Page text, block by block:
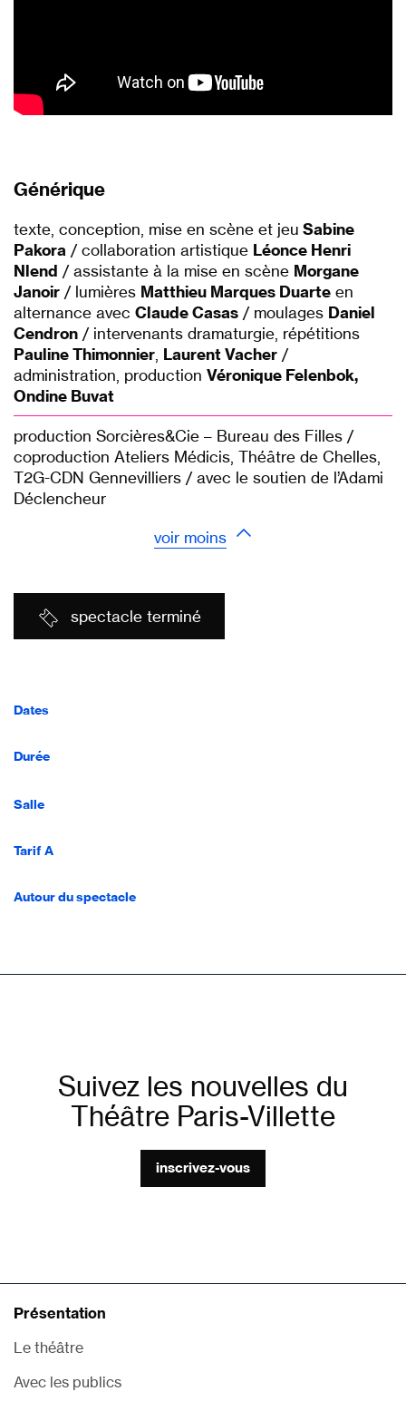
Générique
texte, conception, mise en scène et jeu Sabine
Pakora / collaboration artistique Léonce Henri
Nlend / assistante à la mise en scène Morgane
Janoir / lumières Matthieu Marques Duarte en
alternance avec Claude Casas / moulages Daniel
Cendron / intervenants dramaturgie, répétitions
Pauline Thimonnier, Laurent Vacher /
administration, production Véronique Felenbok,
Ondine Buvat
production Sorcières&Cie – Bureau des Filles /
coproduction Ateliers Médicis, Théâtre de Chelles,
T2G-CDN Gennevilliers / avec le soutien de l’Adami
Déclencheur
voir moins
spectacle terminé
Dates
Durée
Salle
Tarif A
Autour du spectacle
Suivez les nouvelles du
Théâtre Paris-Villette
inscrivez-vous
Présentation
Le théâtre
Avec les publics